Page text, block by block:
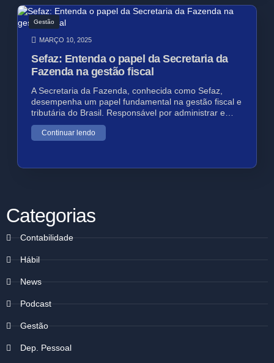
Gestão
MARÇO 10, 2025
Sefaz: Entenda o papel da Secretaria da
Fazenda na gestão fiscal
A Secretaria da Fazenda, conhecida como Sefaz,
desempenha um papel fundamental na gestão fiscal e
tributária do Brasil. Responsável por administrar e…
Continuar lendo
Categorias
Contabilidade
Hábil
News
Podcast
Gestão
Dep. Pessoal